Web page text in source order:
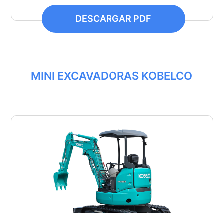
DESCARGAR PDF
MINI EXCAVADORAS KOBELCO